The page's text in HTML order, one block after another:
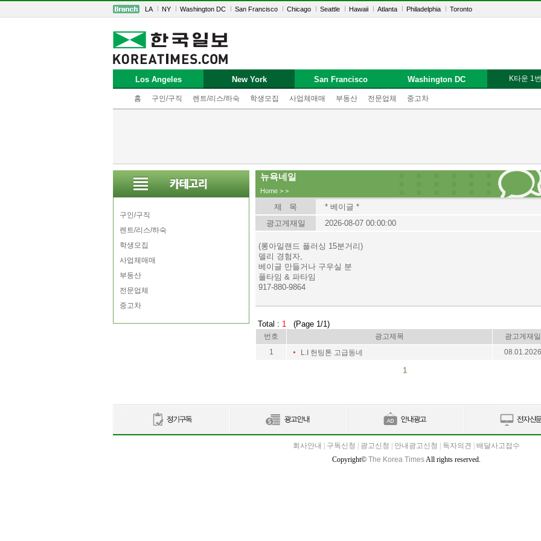
LA NY Washington DC San Francisco Chicago Seattle Hawaii Atlanta Philadelphia Toronto
Los Angeles New York
홈 구인/구직 렌트/리스/하숙 학생모집 사업체매매 부동산 전문업체 중고차
San Francisco Washington DC K타운 1
구인/구직
렌트/리스/하숙
학생모집
사업체매매
부동산
전문업체
중고차
뉴욕네일
Home > >
제 목
* 베이글 *
광고게재일
2026-08-07 00:00:00
(롱아일랜드 플러싱 15분거리)
델리 경험자,
베이글 만들거나 구우실 분
풀타임 & 파타임
917-880-9864
Total : 1 (Page 1/1)
번호 광고제목
광고게재일
1
L.I 헌팅톤 고급동네 08.01.2026
1
회사안내 구독신청 광고신청 안내광고신청 독자의견
배달사고접수
Copyright© The Korea TimesAll rights reserved.